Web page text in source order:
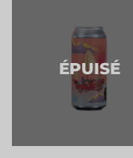
ÉPUISÉ